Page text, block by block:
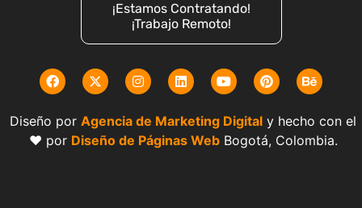
¡Estamos Contratando!
¡Trabajo Remoto!
Diseño por Agencia de Marketing Digital y hecho con el
❤️ por Diseño de Páginas WebBogotá, Colombia.